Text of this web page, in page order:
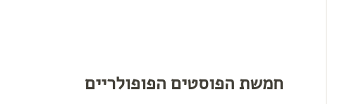
חמשת הפוסטים הפופולריים